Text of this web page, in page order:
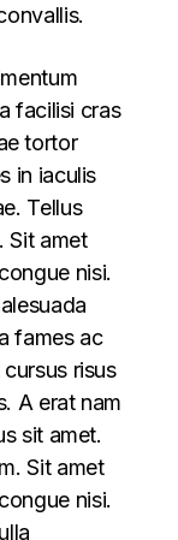
facilisi cras
tortor
in iaculis
Tellus
Sit amet
nisi.
fames ac
risus
A erat nam
sit amet.
Sit amet
nisi.